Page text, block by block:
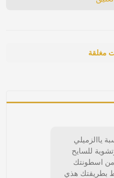
مغلقة
ياالزميلي
للسايح
اسطونتك
بطريقتك هذي